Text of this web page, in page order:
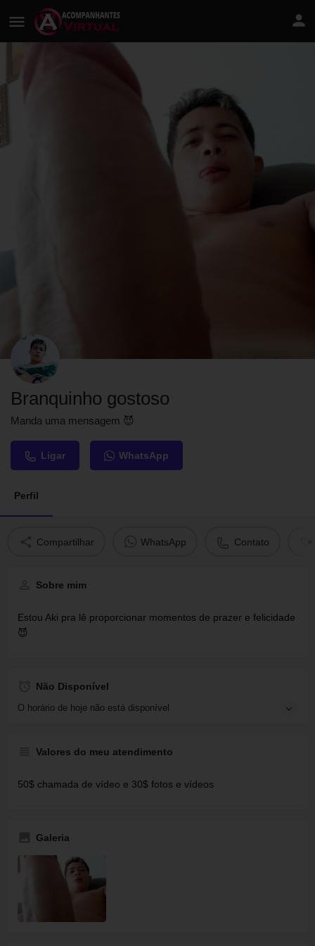
Branquinho gostoso
Manda uma mensagem 😈
Ligar WhatsApp
Perfil
Compartilhar WhatsApp Contato
Sobre mim
Estou Aki pra lê proporcionar momentos de prazer e felicidade
😈
Não Disponível
O horário de hoje não está disponível
Valores do meu atendimento
50$ chamada de vídeo e 30$ fotos e vídeos
Galeria